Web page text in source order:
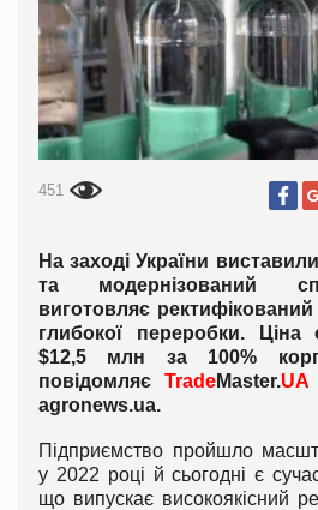
451
На заході України
та модернізований
виготовляє
глибокої переробки. Ціна
$12,5 млн за 100%
повідомляє TradeMaster.UA
agronews.ua.
Підприємство пройшло
у 2022 році й сьогодні є
що випускає високоякісний